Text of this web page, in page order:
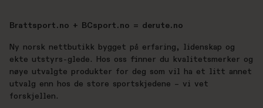
Brattsport.no + BCsport.no = derute.no
Ny norsk nettbutikk bygget på erfaring, lidenskap og
ekte utstyrs-glede. Hos oss finner du kvalitetsmerker og
nøye utvalgte produkter for deg som vil ha et litt annet
utvalg enn hos de store sportskjedene – vi vet
forskjellen.